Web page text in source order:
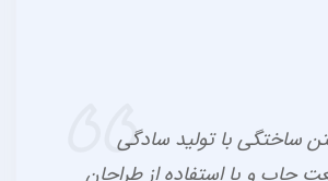
ساختگی با تولید سادگی
چاپ و با استفاده از طراحان